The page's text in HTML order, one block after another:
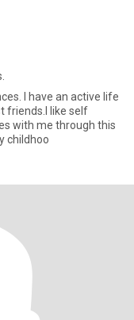
I have an active life
friends.I like self
with me through this
childhoo